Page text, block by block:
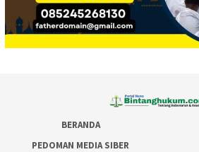
BERANDA
PEDOMAN MEDIA SIBER